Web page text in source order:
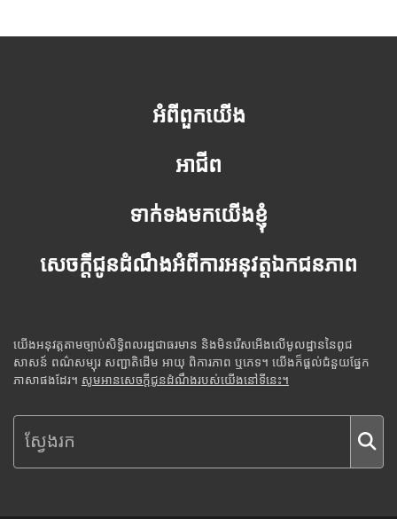
អំពីពួកយើង
អាជីព
ទាក់ទងមកយើងខ្ញុំ
សេចក្តីជូនដំណឹងអំពីការអនុវត្តឯកជនភាព
យើងអនុវត្តតាមច្បាប់សិទ្ធិពលរដ្ឋជាធរមាន និងមិនរើសអើងលើមូលដ្ឋាននៃពូជ
សាសន៍ ពណ៌សម្បុរ សញ្ជាតិដើម អាយុ ពិការភាព ឬភេទ។ យើងក៏ផ្តល់ជំនួយផ្នែក
ភាសាផងដែរ។ សូមអានសេចក្តីជូនដំណឹងរបស់យើងនៅទីនេះ។